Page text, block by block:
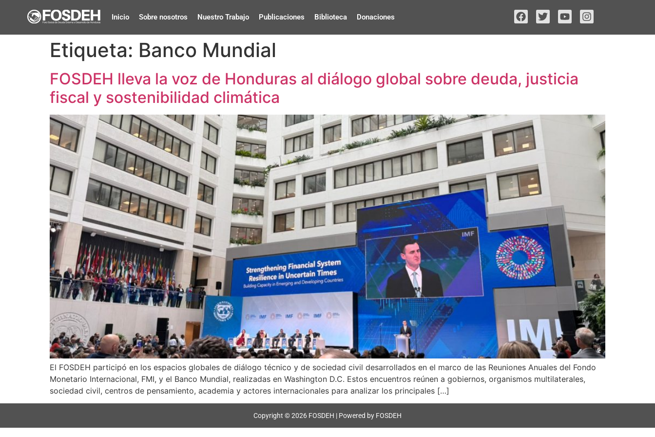
Inicio Sobre nosotros Nuestro Trabajo Publicaciones Biblioteca Donaciones
Etiqueta: Banco Mundial
FOSDEH lleva la voz de Honduras al diálogo global sobre deuda, justicia
fiscal y sostenibilidad climática
El FOSDEH participó en los espacios globales de diálogo técnico y de sociedad civil desarrollados en el marco de las Reuniones Anuales del Fondo
Monetario Internacional, FMI, y el Banco Mundial, realizadas en Washington D.C. Estos encuentros reúnen a gobiernos, organismos multilaterales,
sociedad civil, centros de pensamiento, academia y actores internacionales para analizar los principales […]
Copyright © 2026 FOSDEH | Powered by FOSDEH